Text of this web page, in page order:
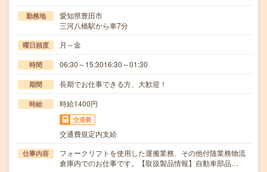
勤務地
愛知県豊田市
三河八橋駅から車7分
曜日頻度 月～金
時間 06:30～15:3016:30～01:30
期間 長期でお仕事できる方、大歓迎！
時給 時給1400円
交通費
交通費規定内支給
仕事内容
フォークリフトを使用した運搬業務、その他付随業務物流
倉庫内でのお仕事です。【取扱製品情報】自動車部品…